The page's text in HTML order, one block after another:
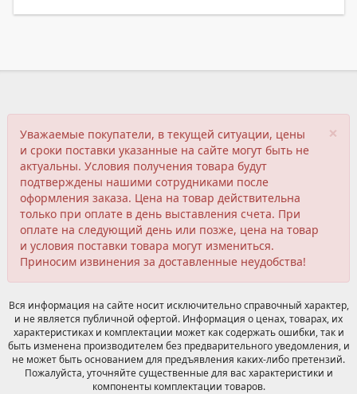
×
Уважаемые покупатели, в текущей ситуации, цены
и сроки поставки указанные на сайте могут быть не
актуальны. Условия получения товара будут
подтверждены нашими сотрудниками после
оформления заказа. Цена на товар действительна
только при оплате в день выставления счета. При
оплате на следующий день или позже, цена на товар
и условия поставки товара могут измениться.
Приносим извинения за доставленные неудобства!
Вся информация на сайте носит исключительно справочный характер,
и не является публичной офертой. Информация о ценах, товарах, их
характеристиках и комплектации может как содержать ошибки, так и
быть изменена производителем без предварительного уведомления, и
не может быть основанием для предъявления каких-либо претензий.
Пожалуйста, уточняйте существенные для вас характеристики и
компоненты комплектации товаров.